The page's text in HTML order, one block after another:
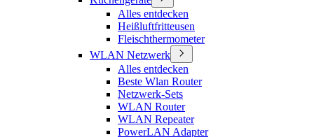
Alles entdecken
Heißluftfritteusen
Fleischthermometer
WLAN Netzwerk
Alles entdecken
Beste Wlan Router
Netzwerk-Sets
WLAN Router
WLAN Repeater
PowerLAN Adapter